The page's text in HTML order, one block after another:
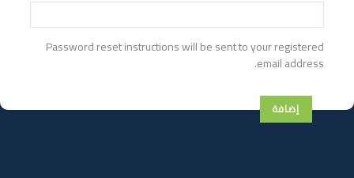
Password reset instructions will be sent to your registered
email address.